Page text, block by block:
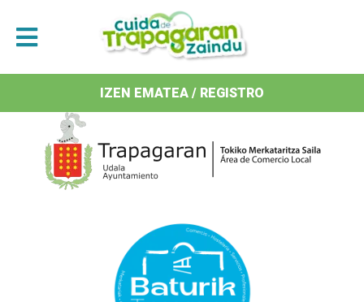
Antolatzaileak / Organizan
IZEN EMATEA / REGISTRO